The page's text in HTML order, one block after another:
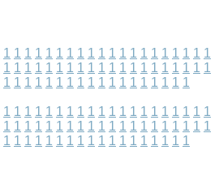
1 1 1 1 1 1 1 1 1 1 1 1 1 1 1 1 1 1 1 1
1 1 1 1 1 1 1 1 1 1 1 1 1 1 1 1 1 1 1 1
1 1 1 1 1 1 1 1 1 1 1 1 1 1 1 1 1 1
1 1 1 1 1 1 1 1 1 1 1 1 1 1 1 1 1 1 1 1
1 1 1 1 1 1 1 1 1 1 1 1 1 1 1 1 1 1 1 1
1 1 1 1 1 1 1 1 1 1 1 1 1 1 1 1 1 1